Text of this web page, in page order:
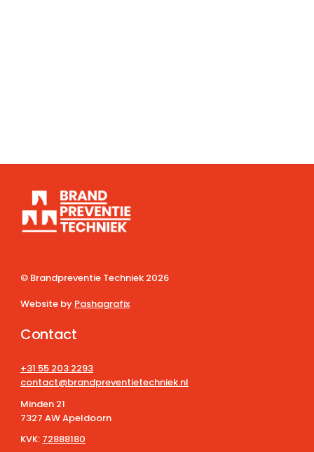
© Brandpreventie Techniek 2026
Website by Pashagrafix
Contact
+31 55 203 2293
contact@brandpreventietechniek.nl
Minden 21
7327 AW Apeldoorn
KVK: 72888180